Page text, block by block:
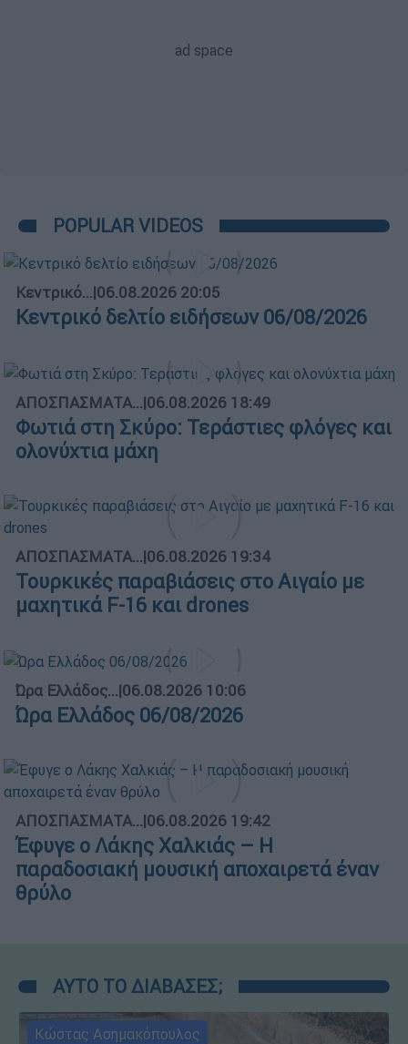
POPULAR VIDEOS
Κεντρικό...|06.08.2026 20:05
Κεντρικό δελτίο ειδήσεων 06/08/2026
ΑΠΟΣΠΑΣΜΑΤΑ...|06.08.2026 18:49
Φωτιά στη Σκύρο: Τεράστιες φλόγες και
ολονύχτια μάχη
ΑΠΟΣΠΑΣΜΑΤΑ...|06.08.2026 19:34
Τουρκικές παραβιάσεις στο Αιγαίο με
μαχητικά F-16 και drones
Ώρα Ελλάδος...|06.08.2026 10:06
Ώρα Ελλάδος 06/08/2026
ΑΠΟΣΠΑΣΜΑΤΑ...|06.08.2026 19:42
Έφυγε ο Λάκης Χαλκιάς – Η
παραδοσιακή μουσική αποχαιρετά έναν
θρύλο
ΑΥΤΟ ΤΟ ΔΙΑΒΑΣΕΣ;
Κώστας Ασημακόπουλος